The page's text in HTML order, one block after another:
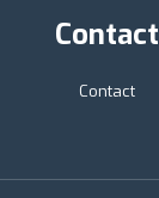
Contact
Contact